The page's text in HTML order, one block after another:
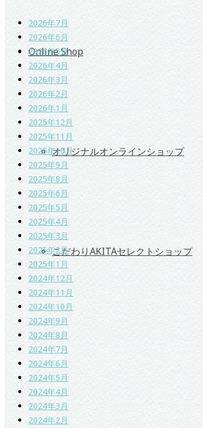
Online Shop
オリジナルオンラインショップ
こだわりAKITAセレクトショップ
2026年7月
2026年6月
2026年5月
2026年4月
2026年3月
2026年2月
2026年1月
2025年12月
2025年11月
2025年10月
2025年9月
2025年8月
2025年6月
2025年5月
2025年4月
2025年3月
2025年2月
2025年1月
2024年12月
2024年11月
2024年10月
2024年9月
2024年8月
2024年7月
2024年6月
2024年5月
2024年4月
2024年3月
2024年2月